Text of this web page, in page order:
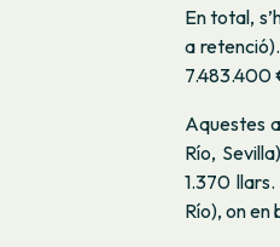
En total,
a
7.483.400
Aquestes
Río,
1.370
Río), on en